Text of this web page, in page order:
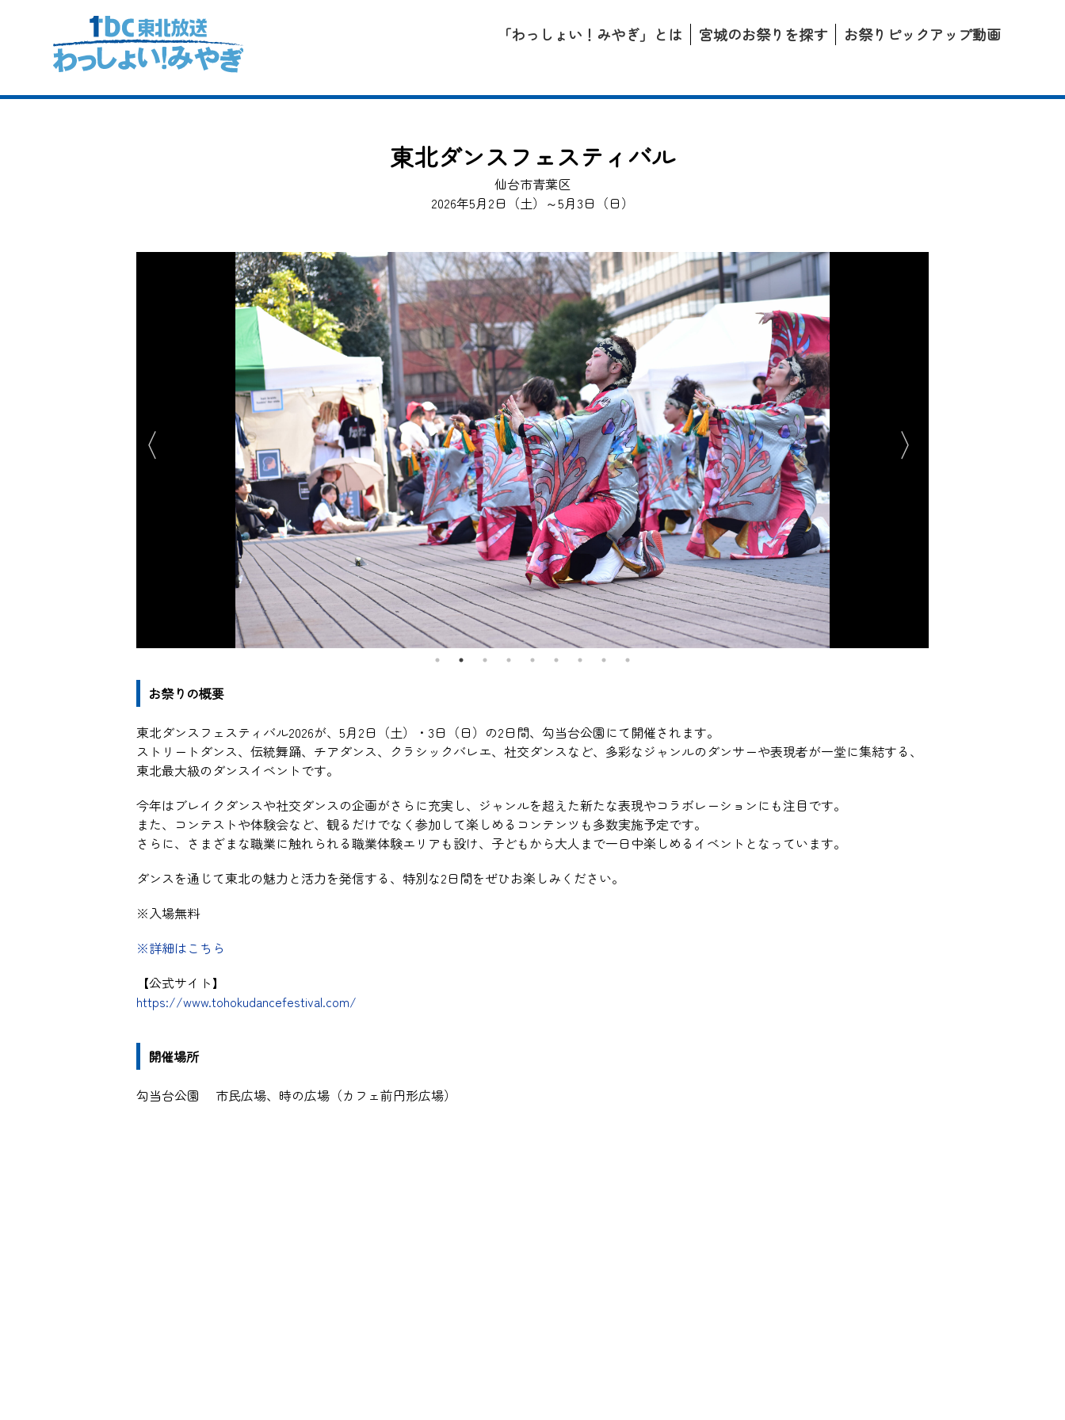
「わっしょい！みやぎ」とは 宮城のお祭りを探す お祭りピックアップ動画
東北ダンスフェスティバル
仙台市青葉区
2026年5月2日（土）～5月3日（日）
お祭りの概要
東北ダンスフェスティバル2026が、5月2日（土）・3日（日）の2日間、勾当台公園にて開催されます。
ストリートダンス、伝統舞踊、チアダンス、クラシックバレエ、社交ダンスなど、多彩なジャンルのダンサーや表現者が一堂に集結する、
東北最大級のダンスイベントです。
今年はブレイクダンスや社交ダンスの企画がさらに充実し、ジャンルを超えた新たな表現やコラボレーションにも注目です。
また、コンテストや体験会など、観るだけでなく参加して楽しめるコンテンツも多数実施予定です。
さらに、さまざまな職業に触れられる職業体験エリアも設け、子どもから大人まで一日中楽しめるイベントとなっています。
ダンスを通じて東北の魅力と活力を発信する、特別な2日間をぜひお楽しみください。
※入場無料
※詳細はこちら
【公式サイト】
https://www.tohokudancefestival.com/
開催場所
勾当台公園 市民広場、時の広場（カフェ前円形広場）